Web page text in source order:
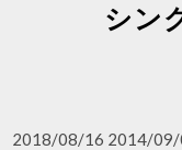
シン
2018/08/16 2014/